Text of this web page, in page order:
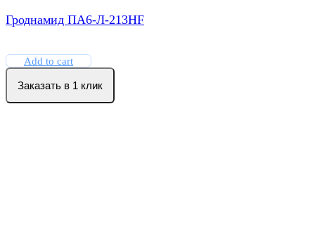
Гроднамид ПА6-Л-213HF
Add to cart
Заказать в 1 клик